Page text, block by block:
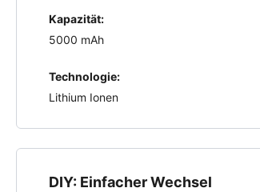
Kapazität:
5000 mAh
Technologie:
Lithium Ionen
DIY: Einfacher Wechsel